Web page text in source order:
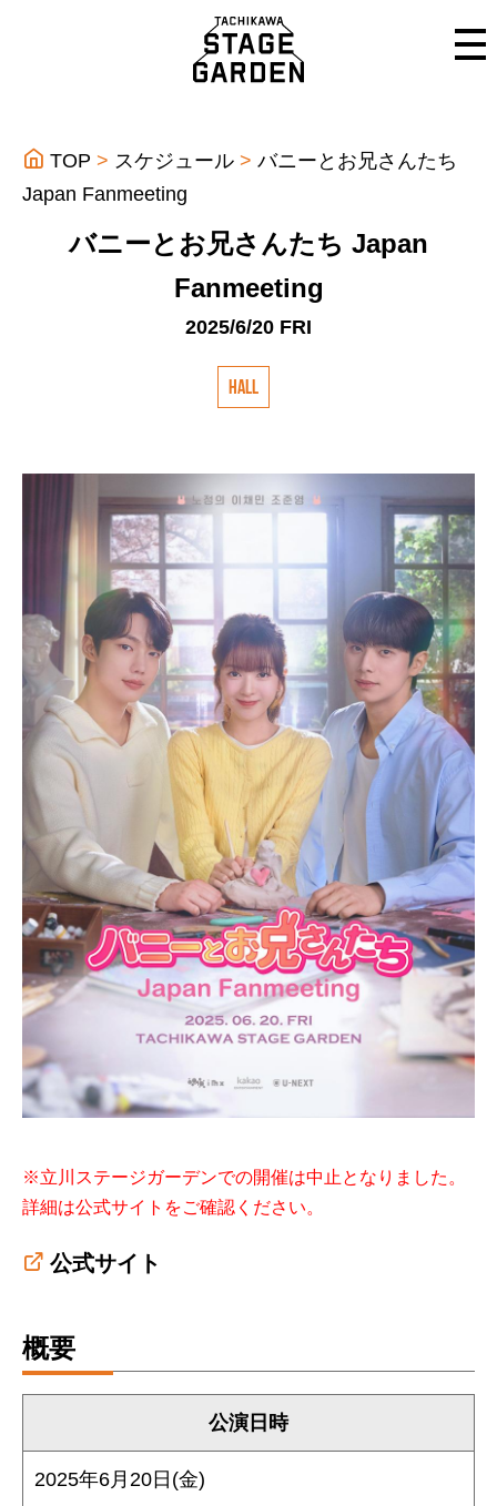
TOP スケジュール
バニーとお兄さんたち
Japan Fanmeeting
バニーとお兄さんたち Japan
Fanmeeting
2025/6/20 FRI
HALL
※立川ステージガーデンでの開催は中止となりました。
詳細は公式サイトをご確認ください。
公式サイト
概要
公演日時
2025年6⽉20⽇(金)